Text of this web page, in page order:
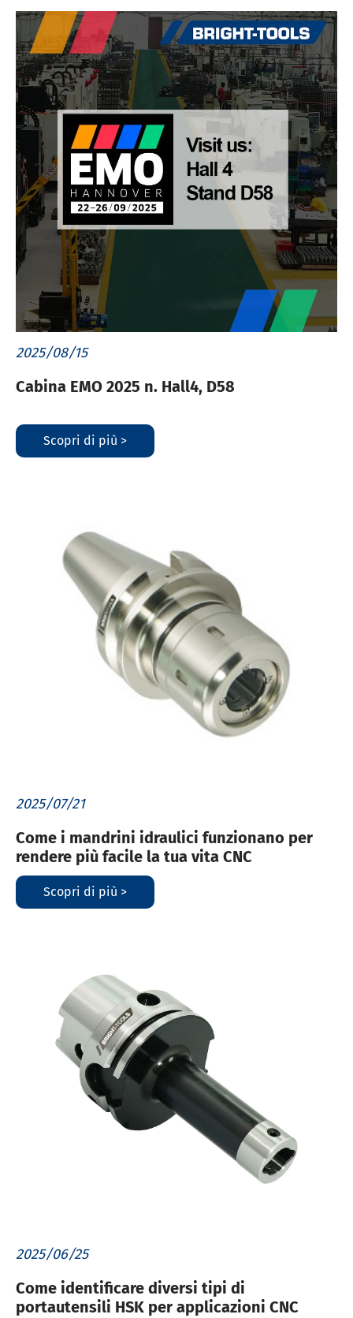
2025/08/15
Cabina EMO 2025 n. Hall4, D58
Scopri di più >
2025/07/21
Come i mandrini idraulici funzionano per
rendere più facile la tua vita CNC
Scopri di più >
2025/06/25
Come identificare diversi tipi di
portautensili HSK per applicazioni CNC